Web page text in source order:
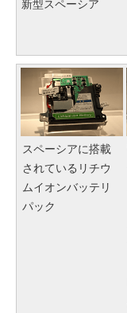
新型スペーシア
スペーシアに搭載
されているリチウ
ムイオンバッテリ
パック